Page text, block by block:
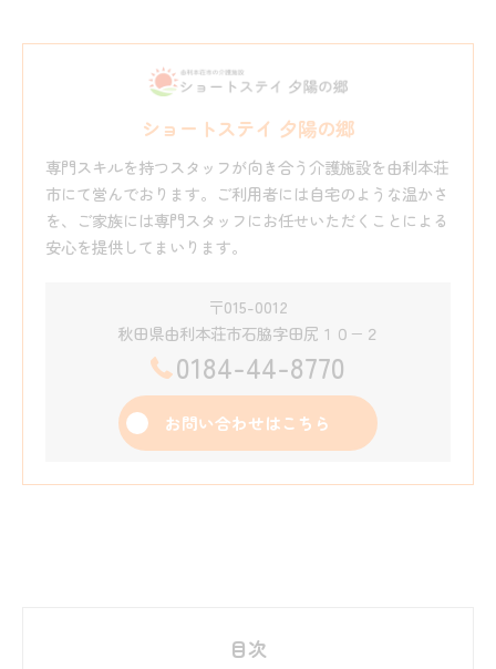
ショートステイ 夕陽の郷
専門スキルを持つスタッフが向き合う介護施設を由利本荘
市にて営んでおります。ご利用者には自宅のような温かさ
を、ご家族には専門スタッフにお任せいただくことによる
安心を提供してまいります。
〒015-0012
秋田県由利本荘市石脇字田尻１０−２
0184-44-8770
お問い合わせはこちら
目次